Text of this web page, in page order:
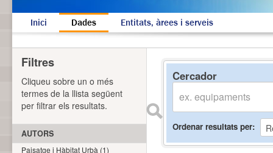
Inici Dades Entitats, àrees i serveis
Cercador
Ordenar resultats per
Filtres
Cliqueu sobre un o més
termes de la llista següent
per filtrar els resultats.
AUTORS
Paisatge i Hàbitat Urbà (1)